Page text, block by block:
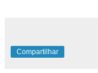
Compartilhar